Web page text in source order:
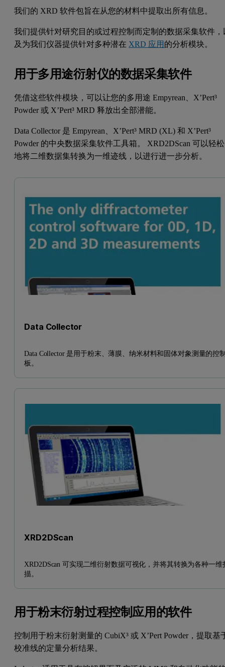
我们的 XRD 软件包旨在从您的材料中提取出所有信息。
我们提供针对研究目的或过程控制而定制的数据采集软件，
及为我们仪器提供针对多种潜在 XRD 应用 的分析模块。
用于多用途衍射仪的数据采集软件
凭借这些软件模块，可以让您的多用途 Empyrean、X’Pert³
Powder 或 X’Pert³ MRD 释放出全部潜能。
Data Collector 是 Empyrean、X’Pert³ MRD (XL) 和 X’Pert³
Powder 的中央数据采集软件工具箱。 XRD2DScan 可以轻松
地将二维数据集转换为一维迹线，以进行进一步分析。
Data Collector
Data Collector 是用于粉末、薄膜、纳米材料和固体对象测量的控
板。
XRD2DScan
XRD2DScan 可实现二维衍射数据可视化，并将其转换为各种一维
描。
用于粉末衍射过程控制应用的软件
控制用于粉末衍射测量的 CubiX³ 或 X’Pert Powder，提取基
校准线的定量分析结果。